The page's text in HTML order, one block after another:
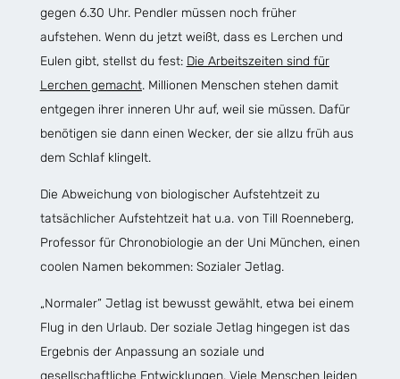
gegen 6.30 Uhr. Pendler müssen noch früher
aufstehen. Wenn du jetzt weißt, dass es Lerchen und
Eulen gibt, stellst du fest: Die Arbeitszeiten sind für
Lerchen gemacht. Millionen Menschen stehen damit
entgegen ihrer inneren Uhr auf, weil sie müssen. Dafür
benötigen sie dann einen Wecker, der sie allzu früh aus
dem Schlaf klingelt.
Die Abweichung von biologischer Aufstehtzeit zu
tatsächlicher Aufstehtzeit hat u.a. von Till Roenneberg,
Professor für Chronobiologie an der Uni München, einen
coolen Namen bekommen: Sozialer Jetlag.
„Normaler“ Jetlag ist bewusst gewählt, etwa bei einem
Flug in den Urlaub. Der soziale Jetlag hingegen ist das
Ergebnis der Anpassung an soziale und
gesellschaftliche Entwicklungen. Viele Menschen leiden